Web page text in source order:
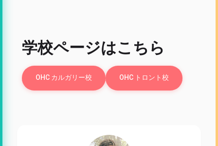
学校ページはこちら
OHC カルガリー校 OHC トロント校